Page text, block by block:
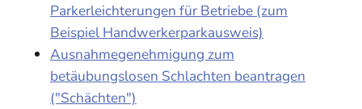
Parkerleichterungen für Betriebe (zum
Beispiel Handwerkerparkausweis)
Ausnahmegenehmigung zum
betäubungslosen Schlachten beantragen
("Schächten")